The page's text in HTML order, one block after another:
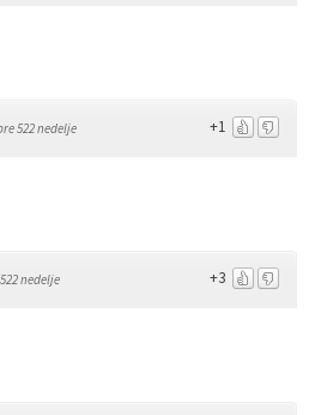
+1
522 nedelje
+3
nedelje